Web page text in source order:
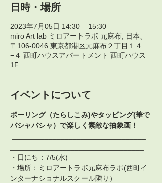
日時・場所
2023年7月05日 14:30 – 15:30
miro Art lab ミロアートラボ 元麻布, 日本、
〒106-0046 東京都港区元麻布２丁目１４
−４ 西町ハウスアパートメント 西町ハウス
1F
イベントについて
ポーリング（たらしこみ)やタッピング(筆で
バシャバシャ）で楽しく素敵な抽象画！
・日にち：7/5(水)
・場所：ミロアートラボ元麻布ラボ(西町イ
ンターナショナルスクール隣り）